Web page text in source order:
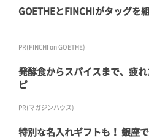
GOETHEとFINCHIがタッグを
PR(FINCHI on GOETHE)
発酵食からスパイスまで、疲
ピ
PR(マガジンハウス)
特別な名入れギフトも！ 銀座